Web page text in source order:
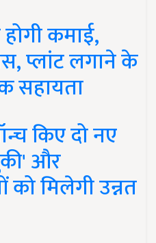
कमाई,
प्लांट लगाने के
सहायता
किए दो नए
और
को मिलेगी उन्नत